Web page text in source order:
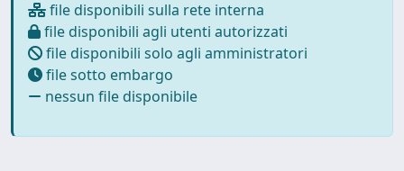
file disponibili sulla rete interna
file disponibili agli utenti autorizzati
file disponibili solo agli amministratori
file sotto embargo
nessun file disponibile